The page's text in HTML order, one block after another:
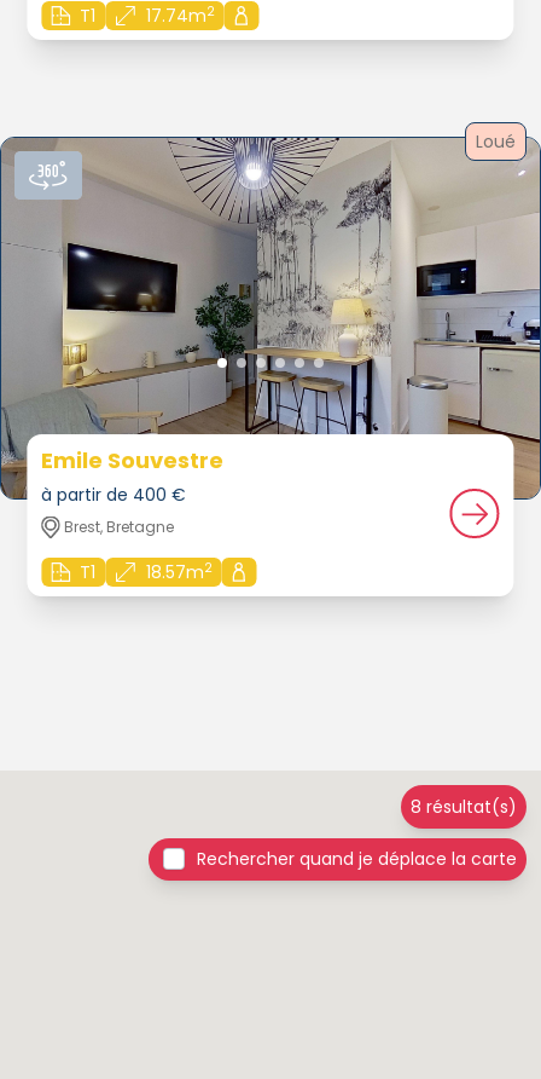
T1 17.74m2
Loué
Emile Souvestre
à partir de 400 €
Brest, Bretagne
T1 18.57m2
8 résultat(s)
Rechercher quand je déplace la carte